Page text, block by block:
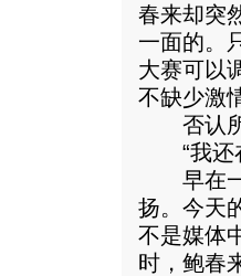
春来却突
一面的。
大赛可以
不缺少激
否认所
“我还
早在一
扬。今天
不是媒体
时，鲍春